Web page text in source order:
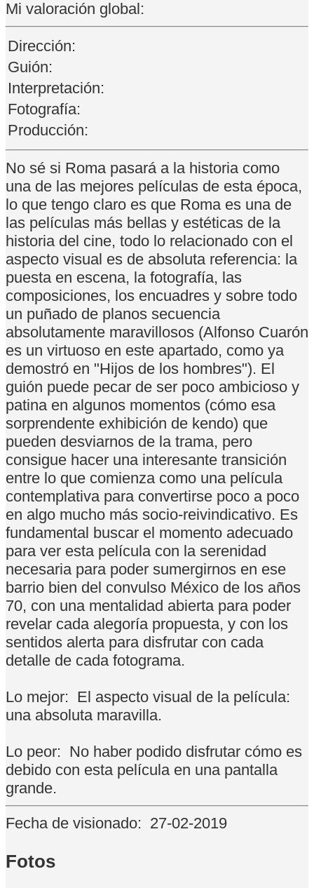
Mi valoración global:
Dirección:
Guión:
Interpretación:
Fotografía:
Producción:
No sé si Roma pasará a la historia como
una de las mejores películas de esta época,
lo que tengo claro es que Roma es una de
las películas más bellas y estéticas de la
historia del cine, todo lo relacionado con el
aspecto visual es de absoluta referencia: la
puesta en escena, la fotografía, las
composiciones, los encuadres y sobre todo
un puñado de planos secuencia
absolutamente maravillosos (Alfonso Cuarón
es un virtuoso en este apartado, como ya
demostró en "Hijos de los hombres"). El
guión puede pecar de ser poco ambicioso y
patina en algunos momentos (cómo esa
sorprendente exhibición de kendo) que
pueden desviarnos de la trama, pero
consigue hacer una interesante transición
entre lo que comienza como una película
contemplativa para convertirse poco a poco
en algo mucho más socio-reivindicativo. Es
fundamental buscar el momento adecuado
para ver esta película con la serenidad
necesaria para poder sumergirnos en ese
barrio bien del convulso México de los años
70, con una mentalidad abierta para poder
revelar cada alegoría propuesta, y con los
sentidos alerta para disfrutar con cada
detalle de cada fotograma.
Lo mejor: El aspecto visual de la película:
una absoluta maravilla.
Lo peor: No haber podido disfrutar cómo es
debido con esta película en una pantalla
grande.
Fecha de visionado: 27-02-2019
Fotos